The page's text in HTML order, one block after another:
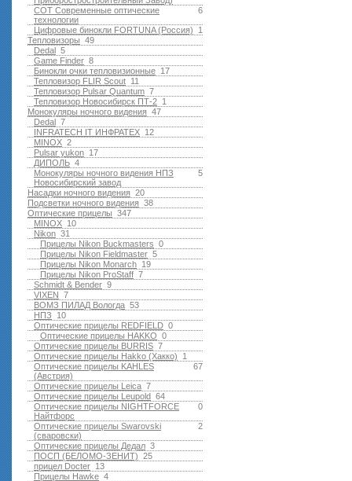
6
СОТ Современные оптические
технологии
1
Цифровые бинокли FORTUNA (Россия)
49
Тепловизоры
5
Dedal
8
Game Finder
17
Бинокли очки тепловизионные
11
Тепловизор FLIR Scout
7
Тепловизор Pulsar Quantum
1
Тепловизор Новосибирск ПТ-2
47
Монокуляры ночного видения
7
Dedal
12
INFRATECH IT ИНФРАТЕХ
2
MINOX
17
Pulsar yukon
4
ДИПОЛЬ
5
Монокуляры ночного видения НПЗ
Новосибирский завод
20
Насадки ночного видения
38
Подсветки ночного видения
347
Оптические прицелы
10
MINOX
31
Nikon
0
Прицелы Nikon Buckmasters
5
Прицелы Nikon Fieldmaster
19
Прицелы Nikon Monarch
7
Прицелы Nikon ProStaff
9
Schmidt & Bender
7
VIXEN
53
ВОМЗ ПИЛАД Вологда
10
НПЗ
0
Оптические прицелы REDFIELD
0
Оптические прицелы HAKKO
7
Оптические прицелы BURRIS
1
Оптические прицелы Hakko (Хакко)
67
Оптические прицелы KAHLES
(Австрия)
7
Оптические прицелы Leica
64
Оптические прицелы Leupold
0
Оптические прицелы NIGHTFORCE
Найтфорс
2
Оптические прицелы Swarovski
(сваровски)
3
Оптические прицелы Дедал
25
ПОСП (БЕЛОМО-ЗЕНИТ)
13
прицел Docter
4
Прицелы Hawke